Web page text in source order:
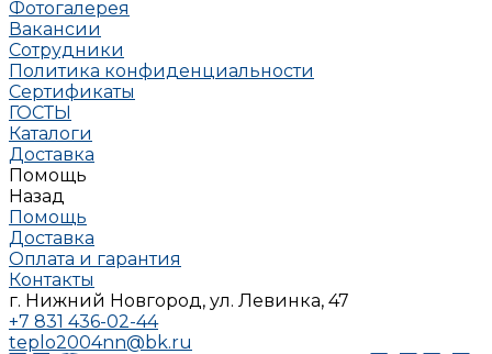
Фотогалерея
Вакансии
Сотрудники
Политика конфиденциальности
Сертификаты
ГОСТЫ
Каталоги
Доставка
Помощь
Назад
Помощь
Доставка
Оплата и гарантия
Контакты
г. Нижний Новгород, ул. Левинка, 47
+7 831 436-02-44
teplo2004nn@bk.ru